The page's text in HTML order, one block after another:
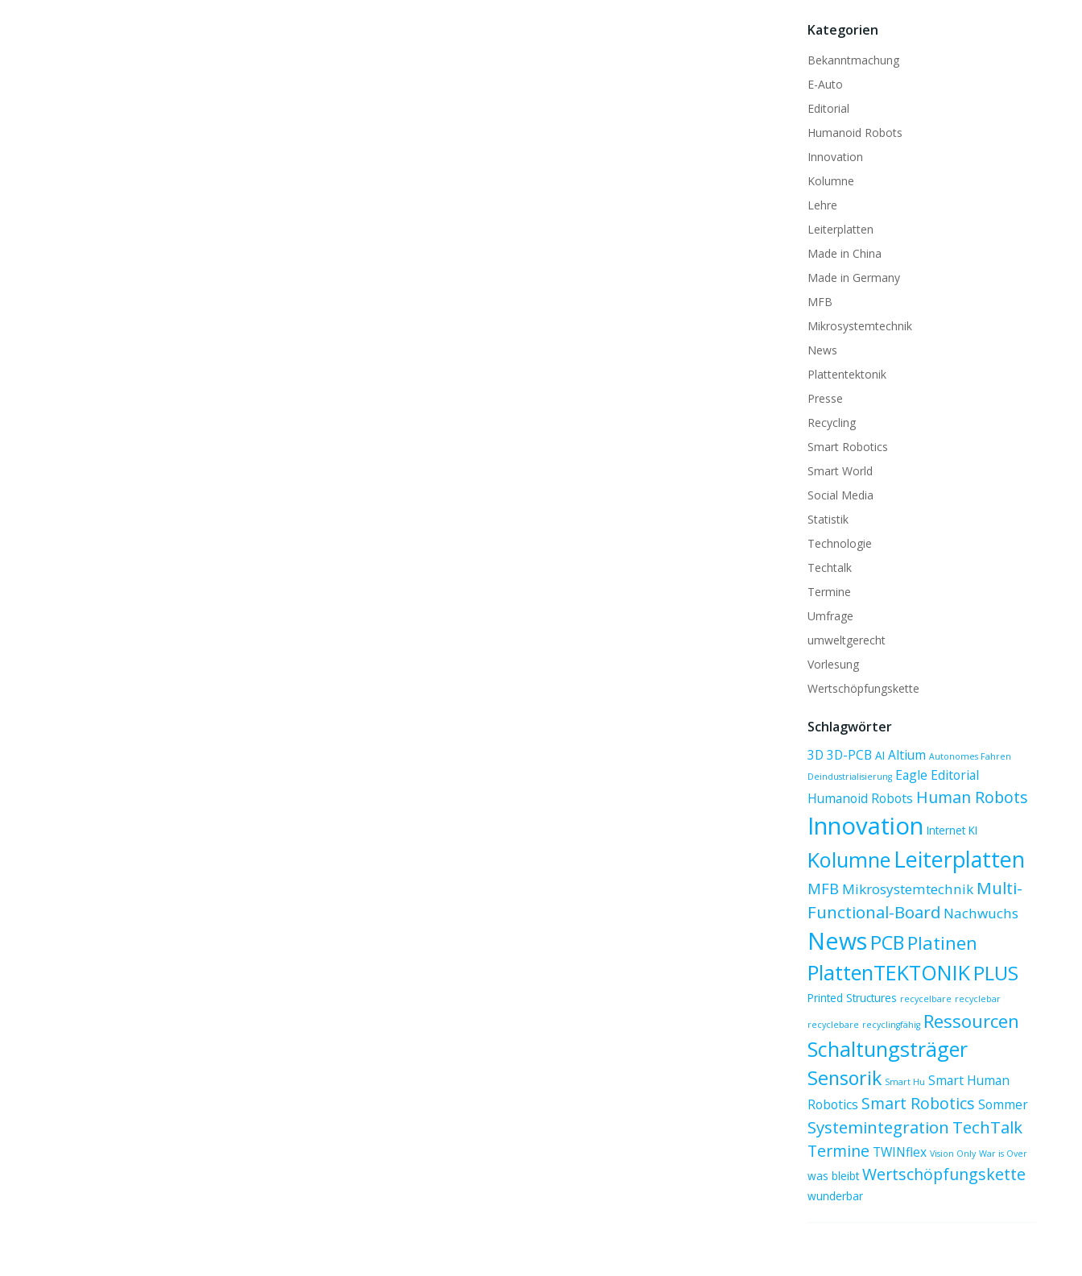
Kategorien
Bekanntmachung
E-Auto
Editorial
Humanoid Robots
Innovation
Kolumne
Lehre
Leiterplatten
Made in China
Made in Germany
MFB
Mikrosystemtechnik
News
Plattentektonik
Presse
Recycling
Smart Robotics
Smart World
Social Media
Statistik
Technologie
Techtalk
Termine
Umfrage
umweltgerecht
Vorlesung
Wertschöpfungskette
Schlagwörter
3D 3D-PCB AI Altium Autonomes Fahren
Deindustrialisierung Eagle Editorial
Humanoid Robots Human Robots
Innovation Internet KI
Kolumne Leiterplatten
MFB Mikrosystemtechnik Multi-
Functional-Board Nachwuchs
News PCB Platinen
PlattenTEKTONIK PLUS
Printed Structures recycelbare recyclebar
recyclebare recyclingfähig Ressourcen
Schaltungsträger
Sensorik Smart Hu Smart Human
Robotics Smart Robotics Sommer
Systemintegration TechTalk
Termine TWINflex Vision Only War is Over
was bleibt Wertschöpfungskette
wunderbar